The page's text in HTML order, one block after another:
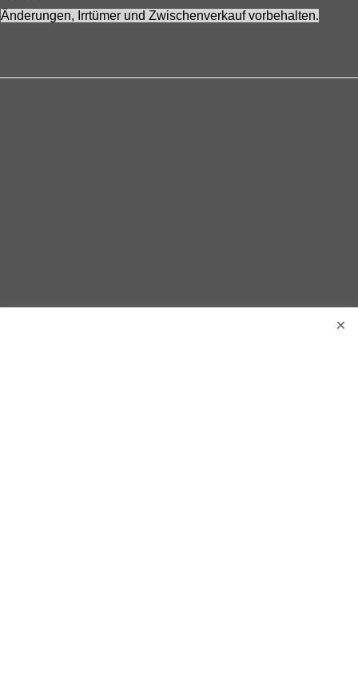
Änderungen, Irrtümer und Zwischenverkauf vorbehalten.